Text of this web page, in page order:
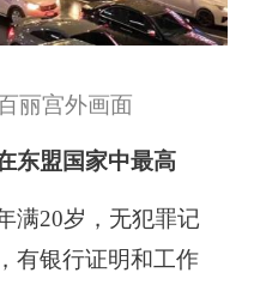
丽宫外画面
东盟国家中最高
满20岁，无犯罪记
有银行证明和工作